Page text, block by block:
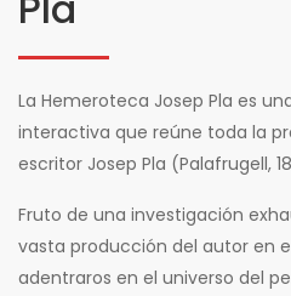
La Hemeroteca Josep Pla es
interactiva que reúne toda la
escritor Josep Pla (Palafrugell,
Fruto de una investigación
vasta producción del autor en
adentraros en el universo del